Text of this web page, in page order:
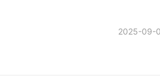
2025-09-